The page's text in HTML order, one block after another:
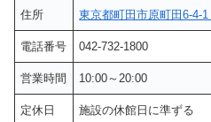
住所 東京都町田市原町田6-4-
電話番号 042-732-1800
営業時間 10:00～20:00
定休日 施設の休館日に準ずる